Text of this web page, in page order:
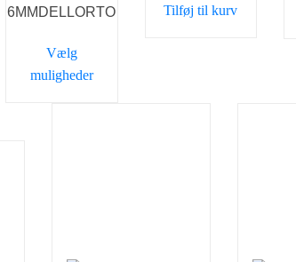
6MMDELLORTO
Vælg
muligheder
Tilføj til kurv